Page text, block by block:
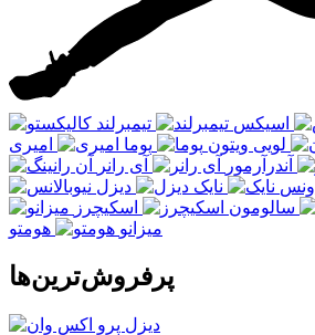
اسیکس
تیمبرلند
لویی ویتون پوما
امیری
آندرآرمور
آی رانر
ونس نایک
دیزل
سالومون
اسکیچرز
میزانو
هومتو
پرفروش‌ترین‌ها